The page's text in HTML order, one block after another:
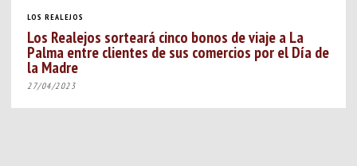
LOS REALEJOS
Los Realejos sorteará cinco bonos de viaje a La
Palma entre clientes de sus comercios por el Día de
la Madre
27/04/2023